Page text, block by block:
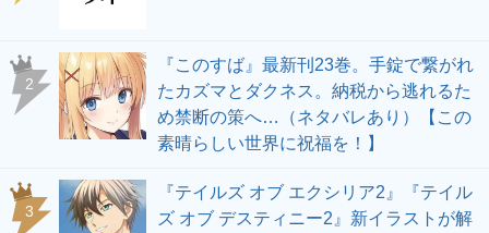
2
『このすば』最新刊23巻。手錠で繋がれ
たカズマとダクネス。納税から逃れるた
め禁断の策へ…（ネタバレあり）【この
素晴らしい世界に祝福を！】
3
『テイルズ オブ エクシリア2』『テイル
ズ オブ デスティニー2』新イラストが解